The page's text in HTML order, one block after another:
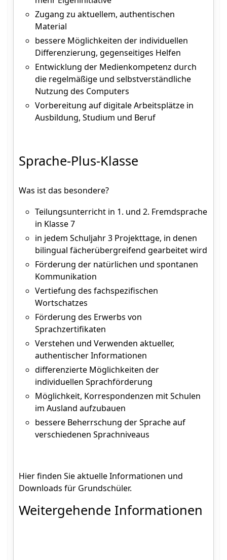
Zugang zu aktuellem, authentischen
Material
bessere Möglichkeiten der individuellen
Differenzierung, gegenseitiges Helfen
Entwicklung der Medienkompetenz durch
die regelmäßige und selbstverständliche
Nutzung des Computers
Vorbereitung auf digitale Arbeitsplätze in
Ausbildung, Studium und Beruf
Sprache-Plus-Klasse
Was ist das besondere?
Teilungsunterricht in 1. und 2. Fremdsprache
in Klasse 7
in jedem Schuljahr 3 Projekttage, in denen
bilingual fächerübergreifend gearbeitet wird
Förderung der natürlichen und spontanen
Kommunikation
Vertiefung des fachspezifischen
Wortschatzes
Förderung des Erwerbs von
Sprachzertifikaten
Verstehen und Verwenden aktueller,
authentischer Informationen
differenzierte Möglichkeiten der
individuellen Sprachförderung
Möglichkeit, Korrespondenzen mit Schulen
im Ausland aufzubauen
bessere Beherrschung der Sprache auf
verschiedenen Sprachniveaus
Hier finden Sie aktuelle Informationen und
Downloads für Grundschüler.
Weitergehende Informationen